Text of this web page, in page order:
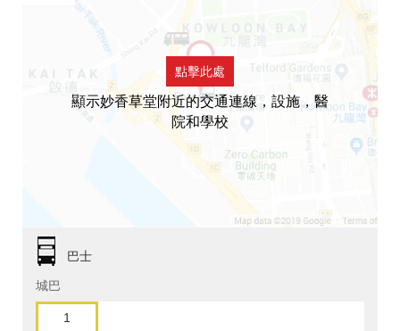
點擊此處
顯示妙香草堂附近的交通連線，設施，醫
院和學校
巴士
城巴
1